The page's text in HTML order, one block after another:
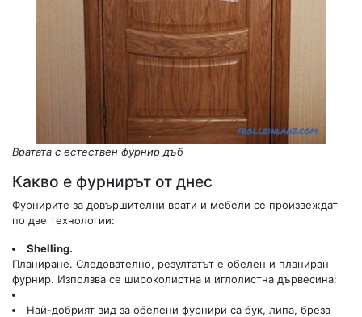
Вратата с естествен фурнир дъб
Какво е фурнирът от днес
Фурнирите за довършителни врати и мебели се произвеждат
по две технологии:
Shelling.
Планиране. Следователно, резултатът е обелен и планиран
фурнир. Използва се широколистна и иглолистна дървесина:
Най-добрият вид за обелени фурнири са бук, липа, бреза